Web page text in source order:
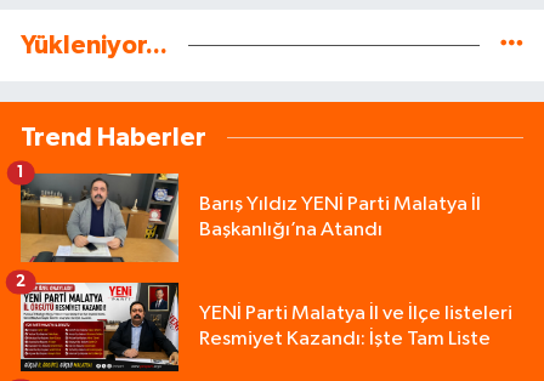
Yükleniyor...
Trend Haberler
Barış Yıldız YENİ Parti Malatya İl
Başkanlığı’na Atandı
1
YENİ Parti Malatya İl ve İlçe listeleri
Resmiyet Kazandı: İşte Tam Liste
2